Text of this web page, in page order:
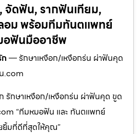
ดฟัน, รากฟันเทียม,
ม พร้อมทีมทันตแพทย์
อฟันมืออาชีพ
— รักษาเหงือก/เหงือกร่น ผ่าฟันคุด
.com
รักษาเหงือก/เหงือกร่น ผ่าฟันคุด ขูด
“ทีมหมอฟัน และ ทันตแพทย์
ยิ้มที่ดีที่สุดให้คุณ”